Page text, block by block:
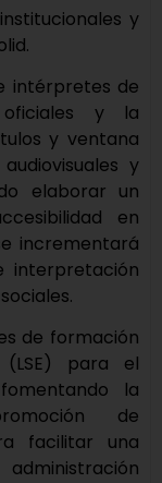
y
intérpretes de
y la
y ventana
y
elaborar un
en
incrementará
interpretación
de formación
(LSE) para el
la
de
facilitar una